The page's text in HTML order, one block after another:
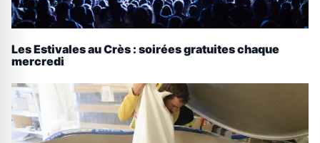
Les Estivales au Crès : soirées gratuites chaque
mercredi